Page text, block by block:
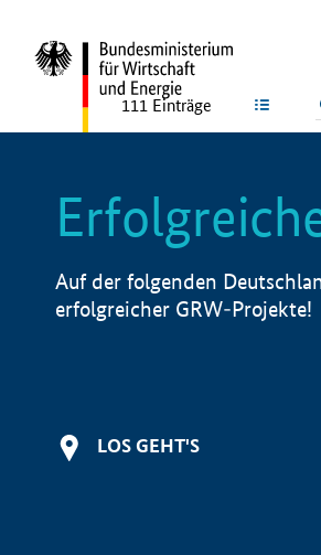
111 Einträge
Auf der folgenden
erfolgreicher GRW-Projekte!
LOS GEHT'S